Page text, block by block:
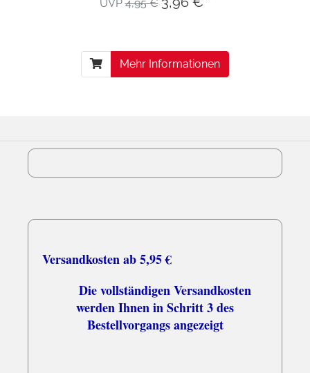
UVP4,95 €
Mehr Informationen
Versandkosten ab 5,95 €
Die vollständigen Versandkosten
werden Ihnen in Schritt 3 des
Bestellvorgangs angezeigt